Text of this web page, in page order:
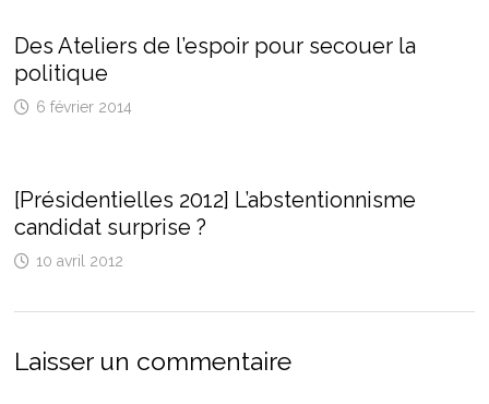
Des Ateliers de l’espoir pour secouer la
politique
6 février 2014
[Présidentielles 2012] L’abstentionnisme
candidat surprise ?
10 avril 2012
Laisser un commentaire